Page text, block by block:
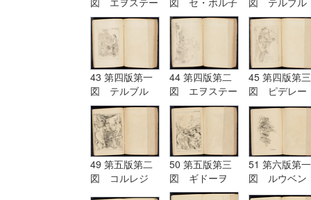
ド Aostade
ツト I.Burnet
グ terburg
43 第四版第一
図 テルブル
グ Terburg
44 第四版第二
図 エヲステー
ド Aostade
45 第四版第三
図 ピデレー
ル PDeLwer
49 第五版第二
図 コルレジ
50 第五版第三
図 ギドーヲ
Guido
51 第六版第一
図 ルウベン
ス Reubens